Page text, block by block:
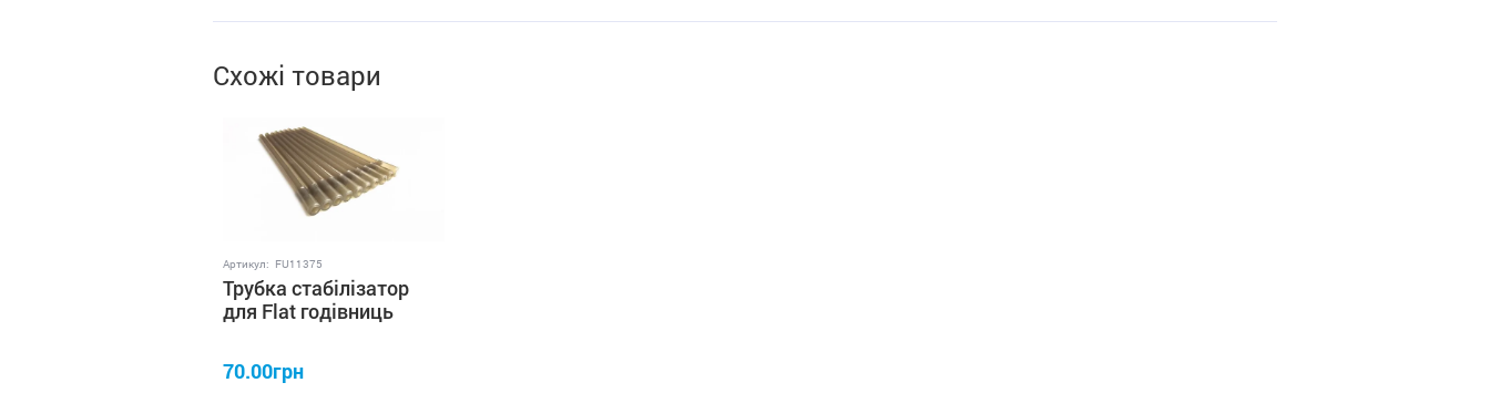
Схожі товари
Артикул: FU11375
Трубка стабілізатор
для Flat годівниць
70.00грн